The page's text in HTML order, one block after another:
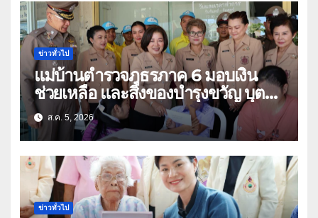
ข่าวทั่วไป
แม่บ้านตำรวจภูธรภาค 6 มอบเงิน
ช่วยเหลือ และสิ่งของบำรุงขวัญ บุตร-
ธิดา ข้าราชการตำรวจจังหวัด
อุทัยธานี
ส.ค. 5, 2026
ข่าวทั่วไป